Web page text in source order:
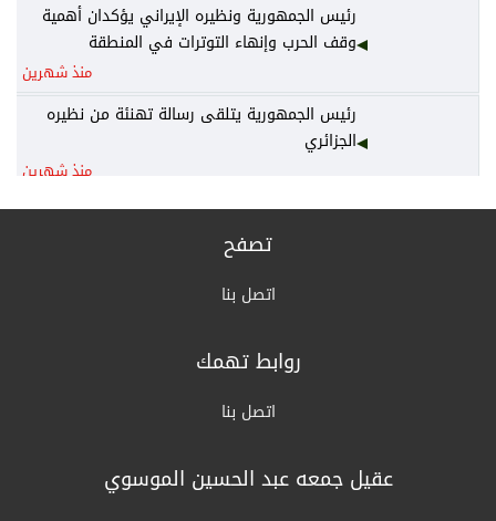
رئيس الجمهورية ونظيره الإيراني يؤكدان أهمية
وقف الحرب وإنهاء التوترات في المنطقة
منذ شهرين
رئيس الجمهورية يتلقى رسالة تهنئة من نظيره
الجزائري
منذ شهرين
رئيس الوزراء يكلف وزير المالية نائباً عنه لرئاسة
المجلس الوزاري للاقتصاد
الخارجية: أمن واستقرار دول الخليج يُعدّ جزءاً لا
القرارات الكاملة لجلسة مجلس الوزراء اليوم
الزراعة: السلع الزراعية غير مشمولة بالتعرفة
تصفح
اتصل بنا
روابط تهمك
اتصل بنا
عقيل جمعه عبد الحسين الموسوي